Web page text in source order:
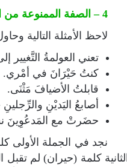
4 – الصفة الممنوعة من الصرف:
لاحظ الأمثلة التالية
تعني العولمةُ
كنتُ حَيْرَانَ في أمْري.
قابلتُ الأضيافَ مَثْنَى.
أصابعُ اليَديْنِ
حضَرتْ مع المَدعُوِينَ
نجد في الجملة الأولى
الثانية كلمة (حيران) لم